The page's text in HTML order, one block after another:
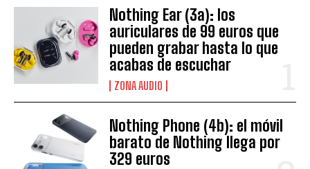
Nothing Ear (3a): los
auriculares de 99 euros que
pueden grabar hasta lo que
acabas de escuchar
ZONA AUDIO
Nothing Phone (4b): el móvil
barato de Nothing llega por
329 euros